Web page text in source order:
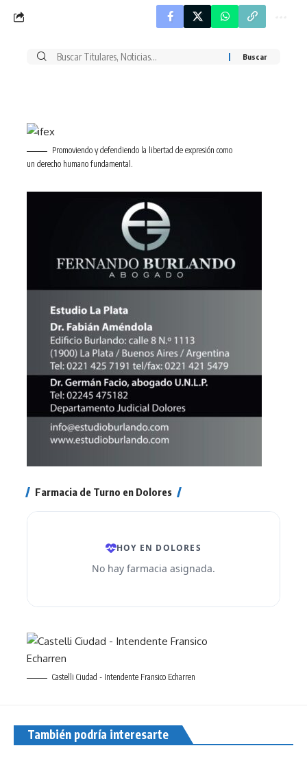
Buscar
Promoviendo y defendiendo la libertad de expresión como
un derecho humano fundamental.
Farmacia de Turno en Dolores
Castelli Ciudad - Intendente Fransico Echarren
También podría interesarte